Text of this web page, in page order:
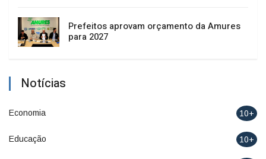
Prefeitos aprovam orçamento da Amures
para 2027
Notícias
Economia 10+
Educação 10+